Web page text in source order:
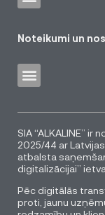
Noteikumi un
SIA “ALKALINE” ir
2025/44 ar
atbalsta
digitalizācijai”
Pēc digitālās
proti, jaunu